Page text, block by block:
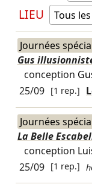
LIEU
Journées
Gus
conception
25/09 [1 rep.]
Journées
La Belle
conception
25/09 [1 rep.]